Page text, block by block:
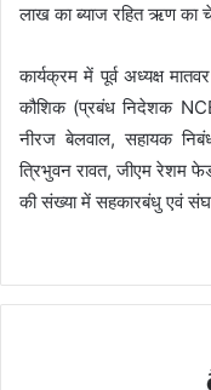
लाख का ब्याज रहित ऋण का चेक
कार्यक्रम में पूर्व अध्यक्ष
कौशिक (प्रबंध निदेशक
नीरज बेलवाल, सहायक
त्रिभुवन रावत, जीएम रेशम
की संख्या में सहकारबंधु एवं संघ